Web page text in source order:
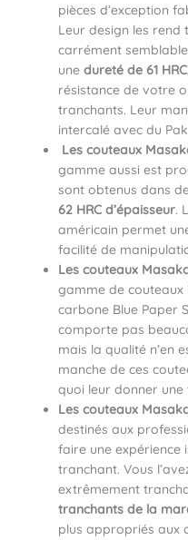
pièces d’exception
Leur design les
carrément
une dureté de 61 HRC
résistance de votre
tranchants. Leur
intercalé avec du
Les couteaux
gamme aussi est
sont obtenus dans
62 HRC d’épaisseur.
américain permet
facilité de
Les couteaux
gamme de
carbone Blue Paper
comporte pas
mais la qualité n’en
manche de ces
quoi leur donner une
Les couteaux
destinés aux
faire une expérience
tranchant. Vous
extrêmement
tranchants de la
plus appropriés aux